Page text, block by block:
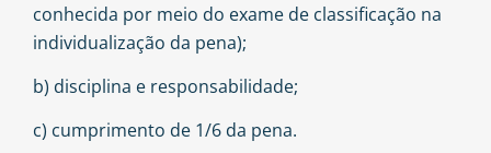
conhecida por meio do exame de classificação na
individualização da pena);
b) disciplina e responsabilidade;
c) cumprimento de 1/6 da pena.